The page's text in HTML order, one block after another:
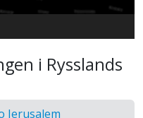
i Rysslands
Jerusalem